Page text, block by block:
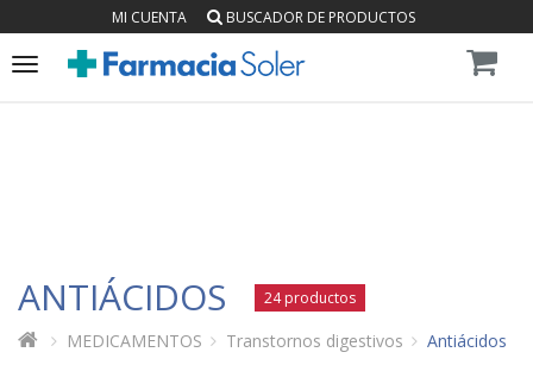
MI CUENTA BUSCADOR DE PRODUCTOS
Toggle
ANTIÁCIDOS 24 productos
MEDICAMENTOS Transtornos digestivos Antiácidos